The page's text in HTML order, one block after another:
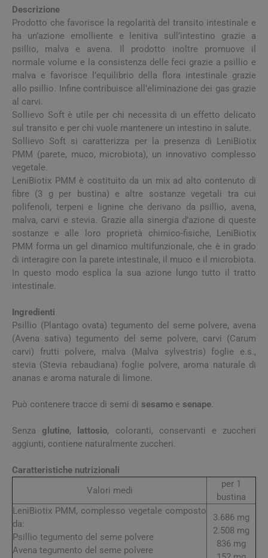
Descrizione
Prodotto che favorisce la regolarità del transito intestinale e
ha un’azione emolliente e lenitiva sull’intestino grazie a
psillio, malva e avena. Il prodotto inoltre promuove il
normale volume e la consistenza delle feci grazie a psillio e
malva e favorisce l’equilibrio della flora intestinale grazie
allo psillio. Infine contribuisce all’eliminazione dei gas grazie
al carvi.
Sollievo Soft è utile per chi necessita di un effetto delicato
sul transito e per chi vuole mantenere un intestino in salute.
Sollievo Soft si caratterizza per la presenza di LeniBiotix
PMM (parete, muco, microbiota), un innovativo complesso
vegetale.
LeniBiotix PMM è costituito da un mix ad alto contenuto di
fibre (3 g per bustina) e altre sostanze vegetali tra cui
polifenoli, terpeni e lignine che derivano da psillio, avena,
malva, carvi e stevia. Grazie alla sinergia d’azione di queste
sostanze e alle loro proprietà chimico-fisiche, LeniBiotix
PMM forma un gel dinamico multifunzionale, che è in grado
di interagire con la parete intestinale, il muco e il microbiota.
In questo modo esplica la sua azione lungo tutto il tratto
intestinale.
Ingredienti
Psillio (Plantago ovata) tegumento del seme polvere, avena
(Avena sativa) tegumento del seme polvere, carvi (Carum
carvi) frutti polvere, malva (Malva sylvestris) foglie e.s.,
stevia (Stevia rebaudiana) foglie polvere, aroma naturale di
ananas e aroma naturale di limone.
Può contenere tracce di semi di sesamo e senape.
Senza glutine, lattosio, coloranti, conservanti e zuccheri
aggiunti, contiene naturalmente zuccheri.
Caratteristiche nutrizionali
Valori medi
per 1
bustina
LeniBiotix PMM, complesso vegetale composto
da:
Psillio tegumento del seme polvere
Avena tegumento del seme polvere
3.686 mg
2.508 mg
836 mg